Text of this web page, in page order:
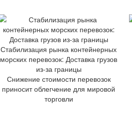
Стабилизация рынка контейнерных
морских перевозок: Доставка грузов
из-за границы
Снижение стоимости перевозок
приносит облегчение для мировой
торговли